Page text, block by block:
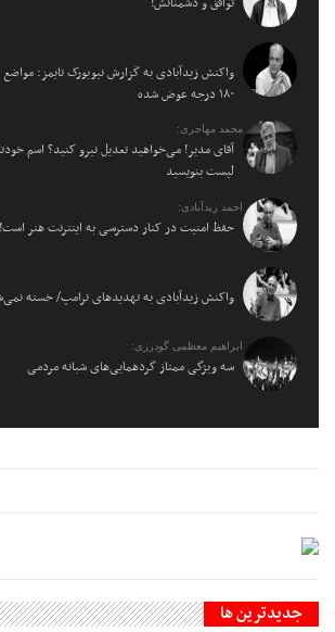
واکنش زیدآبادی به گزارش نیویورک تایمز:
۱۸۰ درجه عوض شده
محمد مهاجری:
آقای مدیر! می‌خواهید تعدیل نیرو کنید؟ اسم
لیست بنویسید
احمد زیدآبادی:
حفظ امنیت در کنار دسترسی به اینترنت هنر است!
واکنش زیدآبادی به تهدیدهای ترامپ/ خسته
ابراهیم معظمی گودرزی:
سه ویژگی ممتاز گردهمایی‌های شبانه مردمی
جديدترين ها